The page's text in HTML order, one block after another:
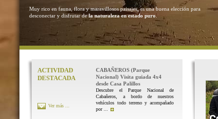
Muy rico en fauna, flora y maravillosos paisajes, es una buena elección para
desconectar y disfrutar dela naturaleza en estado puro .
ACTIVIDAD
DESTACADA
CABAÑEROS (Parque
Nacional) Visita guiada 4x4
desde Casa Palillos
Descubre el Parque Nacional de
Cabañeros, a bordo de nuestros
vehículos todo terreno y acompañado
por ...
Ver más ...